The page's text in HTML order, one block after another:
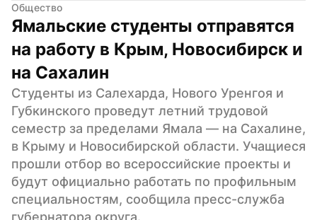
Общество
Ямальские студенты отправятся
на работу в Крым, Новосибирск и
на Сахалин
Студенты из Салехарда, Нового Уренгоя и
Губкинского проведут летний трудовой
семестр за пределами Ямала — на Сахалине,
в Крыму и Новосибирской области. Учащиеся
прошли отбор во всероссийские проекты и
будут официально работать по профильным
специальностям, сообщила пресс-служба
губернатора округа.